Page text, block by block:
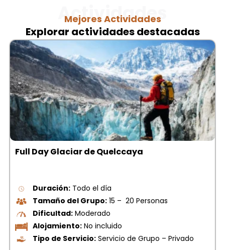
Actividades
Mejores Actividades
Explorar actividades destacadas
Full Day Glaciar de Quelccaya
Duración: Todo el día
Tamaño del Grupo: 15 – 20 Personas
Dificultad: Moderado
Alojamiento: No incluido
Tipo de Servicio: Servicio de Grupo – Privado